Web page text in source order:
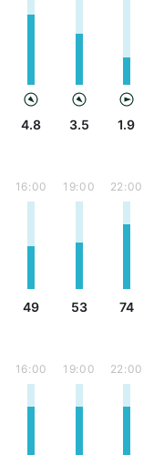
4.8 3.5 1.9
16:00
49
19:00
53
22:00
74
16:00 19:00 22:00